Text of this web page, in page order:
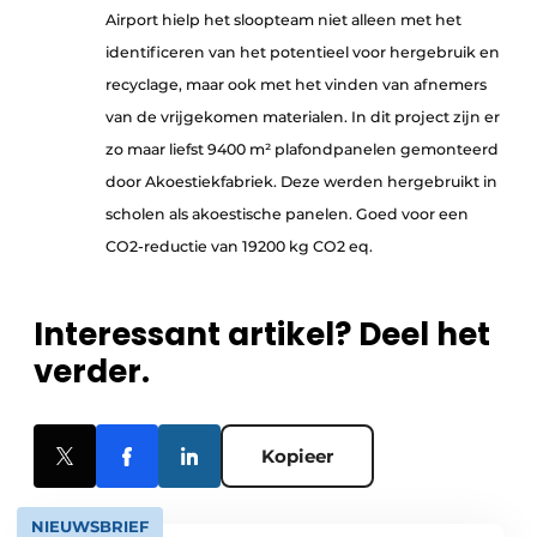
Airport hielp het sloopteam niet alleen met het
identificeren van het potentieel voor hergebruik en
recyclage, maar ook met het vinden van afnemers
van de vrijgekomen materialen. In dit project zijn er
zo maar liefst 9400 m² plafondpanelen gemonteerd
door Akoestiekfabriek. Deze werden hergebruikt in
scholen als akoestische panelen. Goed voor een
CO2-reductie van 19200 kg CO2 eq.
Interessant artikel? Deel het
verder.
Kopieer
NIEUWSBRIEF